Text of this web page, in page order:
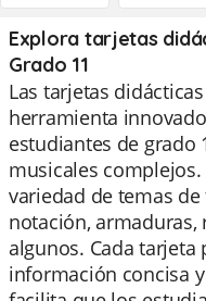
Explora tarjetas
Grado 11
Las tarjetas
herramienta
estudiantes de grado
musicales
variedad de temas
notación,
algunos. Cada
información concisa